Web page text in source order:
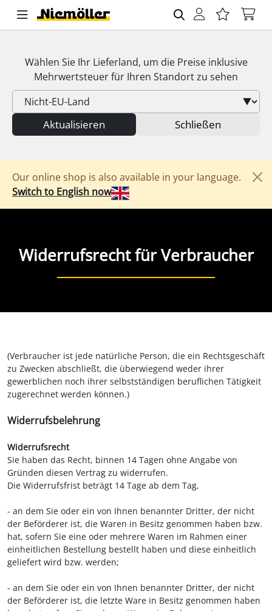
Wählen Sie Ihr Lieferland, um die Preise inklusive
Mehrwertsteuerfür Ihren Standort zu sehen
Aktualisieren Schließen
Our online shop is also available in your language.
Switch to English now
Widerrufsrecht für Verbraucher
(Verbraucher ist jede natürliche Person, die ein Rechtsgeschäft
zu Zwecken abschließt, die überwiegend weder ihrer
gewerblichen noch ihrer selbstständigen beruflichen Tätigkeit
zugerechnet werden können.)
Widerrufsbelehrung
Widerrufsrecht
Sie haben das Recht, binnen 14 Tagen ohne Angabe von
Gründen diesen Vertrag zu widerrufen.
Die Widerrufsfrist beträgt 14 Tage ab dem Tag,
- an dem Sie oder ein von Ihnen benannter Dritter, der nicht
der Beförderer ist, die Waren in Besitz genommen haben bzw.
hat, sofern Sie eine oder mehrere Waren im Rahmen einer
einheitlichen Bestellung bestellt haben und diese einheitlich
geliefert wird bzw. werden;
- an dem Sie oder ein von Ihnen benannter Dritter, der nicht
der Beförderer ist, die letzte Ware in Besitz genommen haben